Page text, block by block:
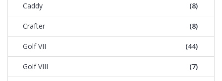
Caddy (8)
Crafter (8)
Golf VII (44)
Golf VIII (7)